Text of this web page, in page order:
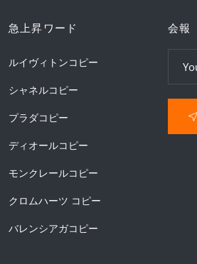
急上昇ワード
ルイヴィトンコピー
シャネルコピー
プラダコピー
ディオールコピー
モンクレールコピー
クロムハーツ コピー
バレンシアガコピー
会報